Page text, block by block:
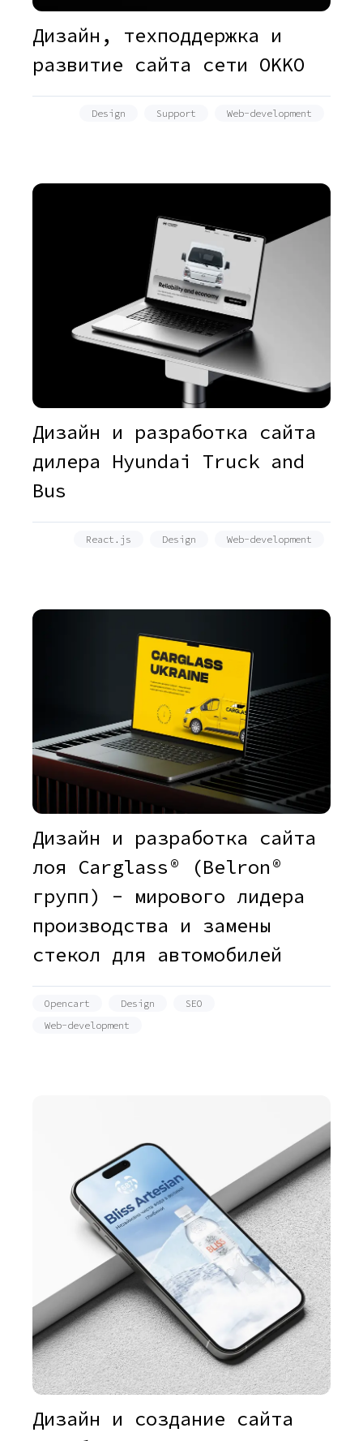
Дизайн, техподдержка и
развитие сайта сети OKKO
Design Support Web-development
Дизайн и разработка сайта
дилера Hyundai Truck and
Bus
React.js Design Web-development
Дизайн и разработка сайта
лоя Carglass® (Belron®
групп) - мирового лидера
производства и замены
стекол для автомобилей
Opencart Design
SEO
Web-development
Дизайн и создание сайта